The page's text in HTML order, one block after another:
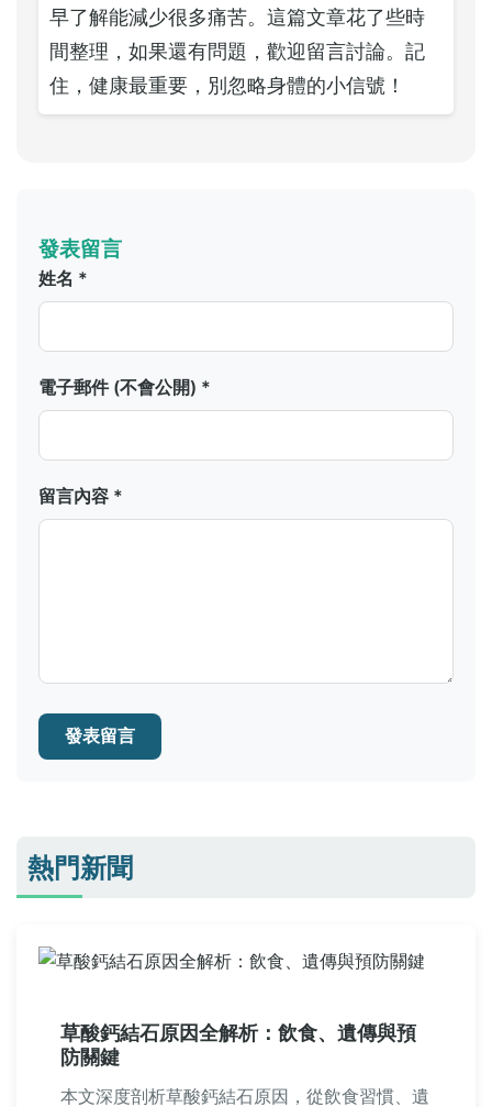
早了解能減少很多痛苦。這篇文章花了些時
間整理，如果還有問題，歡迎留言討論。記
住，健康最重要，別忽略身體的小信號！
發表留言
姓名 *
電子郵件 (不會公開) *
留言內容 *
發表留言
熱門新聞
草酸鈣結石原因全解析：飲食、遺傳與預
防關鍵
本文深度剖析草酸鈣結石原因，從飲食習慣、遺